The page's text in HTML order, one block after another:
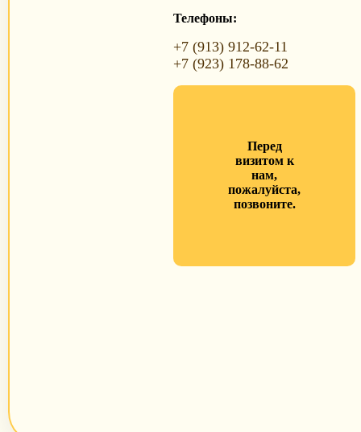
Телефоны:
+7 (913) 912-62-11
+7 (923) 178-88-62
Перед
визитом к
нам,
пожалуйста,
позвоните.